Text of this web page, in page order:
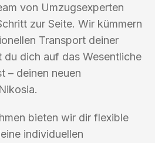
von Umzugsexperten
zur Seite. Wir kümmern
Transport deiner
du dich auf das Wesentliche
– deinen neuen
bieten wir dir flexible
individuellen